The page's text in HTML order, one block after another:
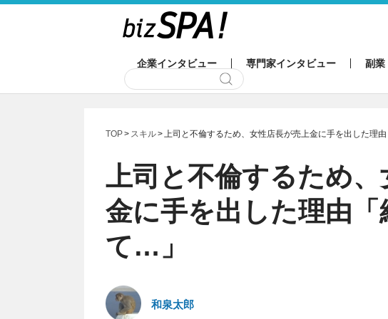
企業インタビュー 専門家インタビュー 副業
TOP スキル 上司と不倫するため、女性店長が売上金に手を出した理
上司と不倫するため
金に手を出した理由
て…」
和泉太郎